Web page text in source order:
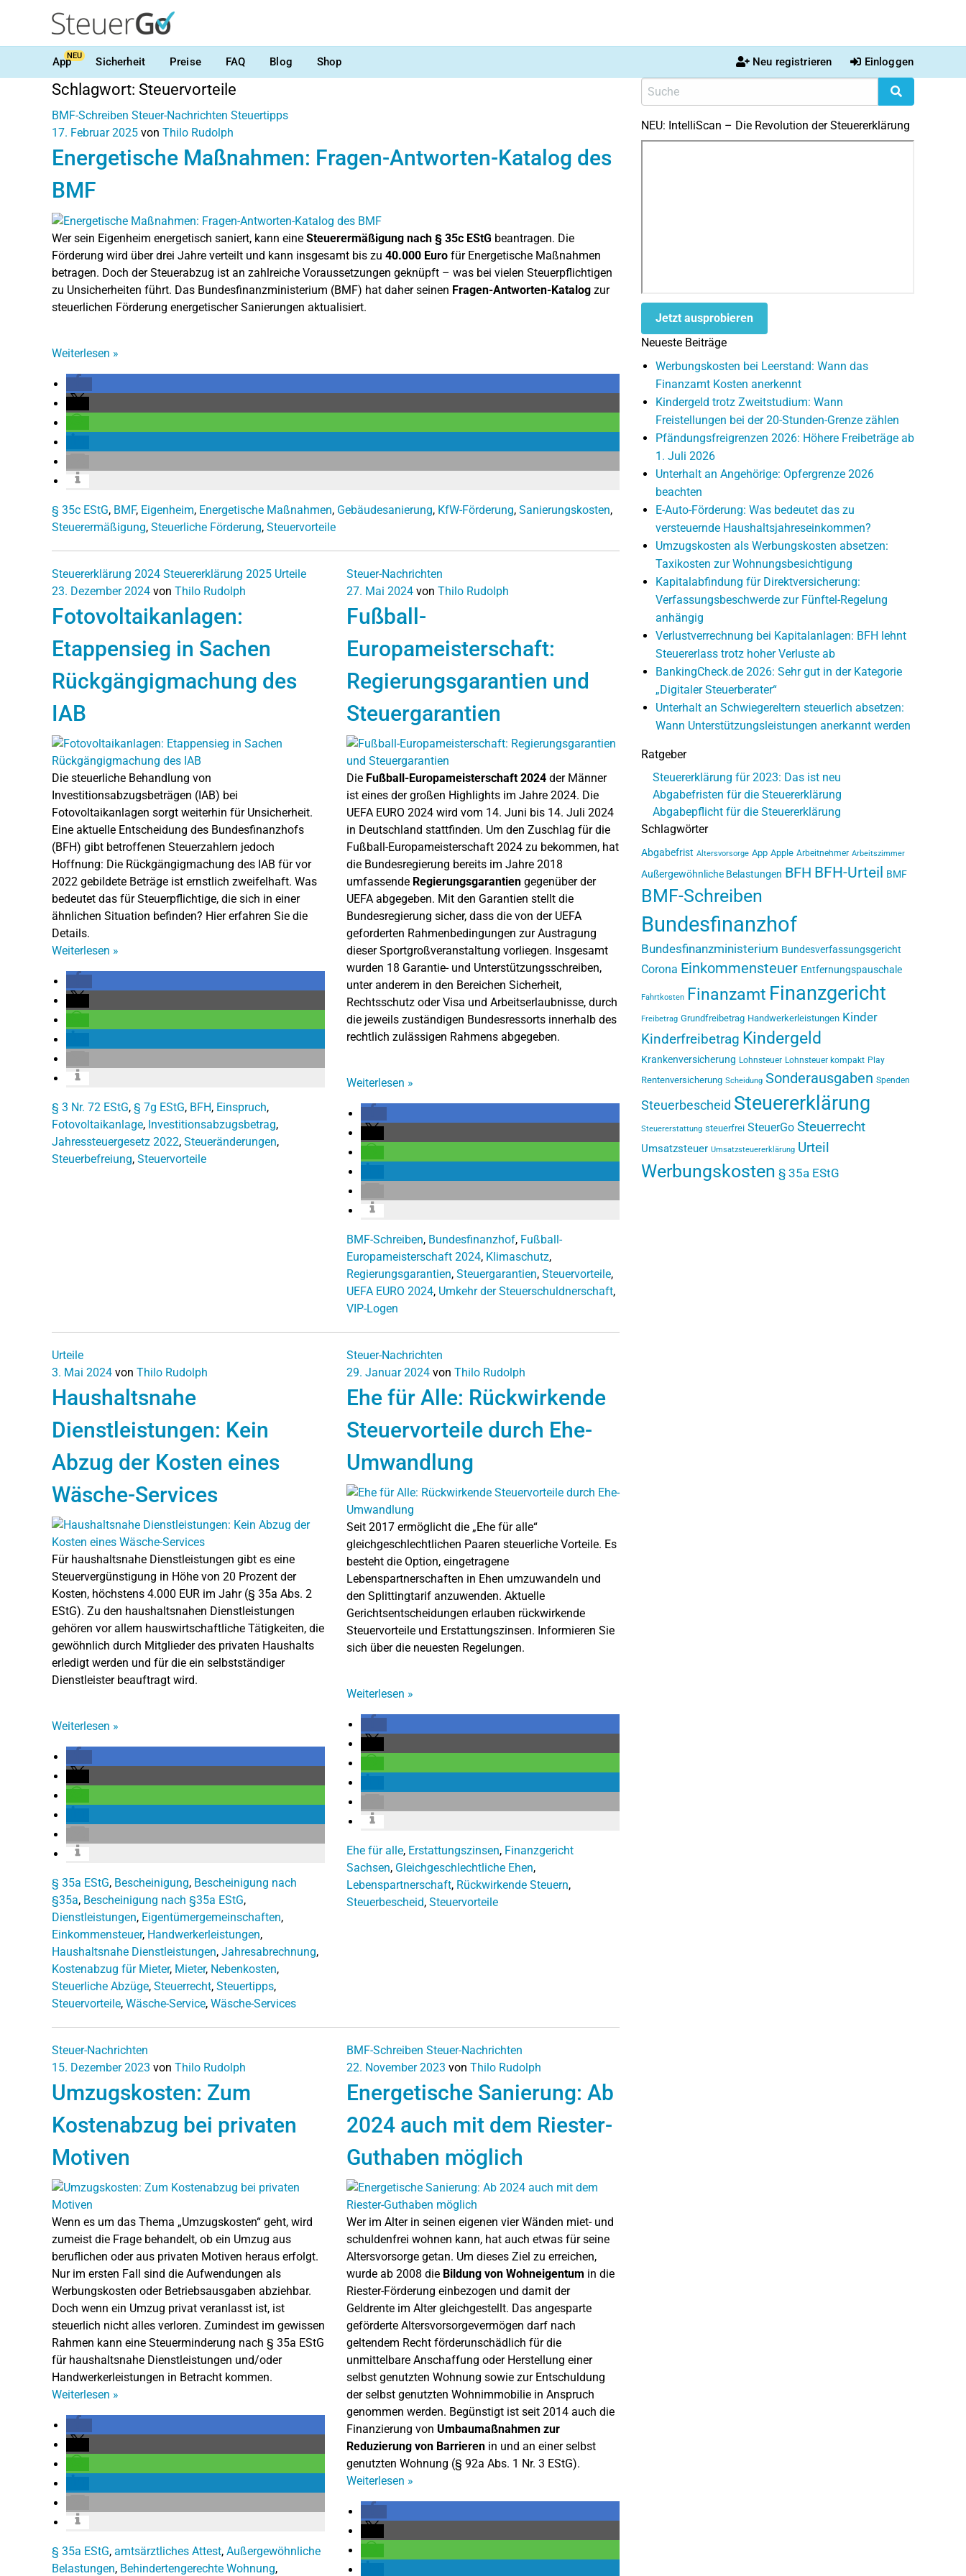
AppNEU Sicherheit Preise FAQ Blog Shop Neu registrieren Einloggen
Schlagwort: Steuervorteile
BMF-Schreiben Steuer-Nachrichten Steuertipps
17. Februar 2025 von Thilo Rudolph
Energetische Maßnahmen: Fragen-Antworten-Katalog des
BMF
Wer sein Eigenheim energetisch saniert, kann eine Steuerermäßigung nach § 35c EStG beantragen. Die
Förderung wird über drei Jahre verteilt und kann insgesamt bis zu 40.000 Euro für Energetische Maßnahmen
betragen. Doch der Steuerabzug ist an zahlreiche Voraussetzungen geknüpft – was bei vielen Steuerpflichtigen
zu Unsicherheiten führt. Das Bundesfinanzministerium (BMF) hat daher seinen Fragen-Antworten-Katalog zur
steuerlichen Förderung energetischer Sanierungen aktualisiert.
Weiterlesen »
§ 35c EStG, BMF, Eigenheim, Energetische Maßnahmen, Gebäudesanierung, KfW-Förderung, Sanierungskosten,
Steuerermäßigung, Steuerliche Förderung, Steuervorteile
Steuererklärung 2024 Steuererklärung 2025 Urteile
23. Dezember 2024 von Thilo Rudolph
Fotovoltaikanlagen:
Etappensieg in Sachen
Rückgängigmachung des
IAB
Die steuerliche Behandlung von
Investitionsabzugsbeträgen (IAB) bei
Fotovoltaikanlagen sorgt weiterhin für Unsicherheit.
Eine aktuelle Entscheidung des Bundesfinanzhofs
(BFH) gibt betroffenen Steuerzahlern jedoch
Hoffnung: Die Rückgängigmachung des IAB für vor
2022 gebildete Beträge ist ernstlich zweifelhaft. Was
bedeutet das für Steuerpflichtige, die sich in einer
ähnlichen Situation befinden? Hier erfahren Sie die
Details.
Weiterlesen »
§ 3 Nr. 72 EStG, § 7g EStG, BFH, Einspruch,
Fotovoltaikanlage, Investitionsabzugsbetrag,
Jahressteuergesetz 2022, Steueränderungen,
Steuerbefreiung, Steuervorteile
Steuer-Nachrichten
27. Mai 2024 von Thilo Rudolph
Fußball-
Europameisterschaft:
Regierungsgarantien und
Steuergarantien
Die Fußball-Europameisterschaft 2024 der Männer
ist eines der großen Highlights im Jahre 2024. Die
UEFA EURO 2024 wird vom 14. Juni bis 14. Juli 2024
in Deutschland stattfinden. Um den Zuschlag für die
Fußball-Europameisterschaft 2024 zu bekommen, hat
die Bundesregierung bereits im Jahre 2018
umfassende Regierungsgarantien gegenüber der
UEFA abgegeben. Mit den Garantien stellt die
Bundesregierung sicher, dass die von der UEFA
geforderten Rahmenbedingungen zur Austragung
dieser Sportgroßveranstaltung vorliegen. Insgesamt
wurden 18 Garantie- und Unterstützungsschreiben,
unter anderem in den Bereichen Sicherheit,
Rechtsschutz oder Visa und Arbeitserlaubnisse, durch
die jeweils zuständigen Bundesressorts innerhalb des
rechtlich zulässigen Rahmens abgegeben.
Weiterlesen »
BMF-Schreiben, Bundesfinanzhof, Fußball-
Europameisterschaft 2024, Klimaschutz,
Regierungsgarantien, Steuergarantien, Steuervorteile,
UEFA EURO 2024, Umkehr der Steuerschuldnerschaft,
VIP-Logen
Urteile
3. Mai 2024 von Thilo Rudolph
Haushaltsnahe
Dienstleistungen: Kein
Abzug der Kosten eines
Wäsche-Services
Für haushaltsnahe Dienstleistungen gibt es eine
Steuervergünstigung in Höhe von 20 Prozent der
Kosten, höchstens 4.000 EUR im Jahr (§ 35a Abs. 2
EStG). Zu den haushaltsnahen Dienstleistungen
gehören vor allem hauswirtschaftliche Tätigkeiten, die
gewöhnlich durch Mitglieder des privaten Haushalts
erledigt werden und für die ein selbstständiger
Dienstleister beauftragt wird.
Weiterlesen »
§ 35a EStG, Bescheinigung, Bescheinigung nach
§35a, Bescheinigung nach §35a EStG,
Dienstleistungen, Eigentümergemeinschaften,
Einkommensteuer, Handwerkerleistungen,
Haushaltsnahe Dienstleistungen, Jahresabrechnung,
Kostenabzug für Mieter, Mieter, Nebenkosten,
Steuerliche Abzüge, Steuerrecht, Steuertipps,
Steuervorteile, Wäsche-Service, Wäsche-Services
Steuer-Nachrichten
29. Januar 2024 von Thilo Rudolph
Ehe für Alle: Rückwirkende
Steuervorteile durch Ehe-
Umwandlung
Seit 2017 ermöglicht die „Ehe für alle“
gleichgeschlechtlichen Paaren steuerliche Vorteile. Es
besteht die Option, eingetragene
Lebenspartnerschaften in Ehen umzuwandeln und
den Splittingtarif anzuwenden. Aktuelle
Gerichtsentscheidungen erlauben rückwirkende
Steuervorteile und Erstattungszinsen. Informieren Sie
sich über die neuesten Regelungen.
Weiterlesen »
Ehe für alle, Erstattungszinsen, Finanzgericht
Sachsen, Gleichgeschlechtliche Ehen,
Lebenspartnerschaft, Rückwirkende Steuern,
Steuerbescheid, Steuervorteile
Steuer-Nachrichten
15. Dezember 2023 von Thilo Rudolph
Umzugskosten: Zum
Kostenabzug bei privaten
Motiven
Wenn es um das Thema „Umzugskosten“ geht, wird
zumeist die Frage behandelt, ob ein Umzug aus
beruflichen oder aus privaten Motiven heraus erfolgt.
Nur im ersten Fall sind die Aufwendungen als
Werbungskosten oder Betriebsausgaben abziehbar.
Doch wenn ein Umzug privat veranlasst ist, ist
steuerlich nicht alles verloren. Zumindest im gewissen
Rahmen kann eine Steuerminderung nach § 35a EStG
für haushaltsnahe Dienstleistungen und/oder
Handwerkerleistungen in Betracht kommen.
Weiterlesen »
§ 35a EStG, amtsärztliches Attest, Außergewöhnliche
Belastungen, Behindertengerechte Wohnung,
BMF-Schreiben Steuer-Nachrichten
22. November 2023 von Thilo Rudolph
Energetische Sanierung: Ab
2024 auch mit dem Riester-
Guthaben möglich
Wer im Alter in seinen eigenen vier Wänden miet- und
schuldenfrei wohnen kann, hat auch etwas für seine
Altersvorsorge getan. Um dieses Ziel zu erreichen,
wurde ab 2008 die Bildung von Wohneigentum in die
Riester-Förderung einbezogen und damit der
Geldrente im Alter gleichgestellt. Das angesparte
geförderte Altersvorsorgevermögen darf nach
geltendem Recht förderunschädlich für die
unmittelbare Anschaffung oder Herstellung einer
selbst genutzten Wohnung sowie zur Entschuldung
der selbst genutzten Wohnimmobilie in Anspruch
genommen werden. Begünstigt ist seit 2014 auch die
Finanzierung von Umbaumaßnahmen zur
Reduzierung von Barrieren in und an einer selbst
genutzten Wohnung (§ 92a Abs. 1 Nr. 3 EStG).
Weiterlesen »
NEU: IntelliScan – Die Revolution der Steuererklärung
Jetzt ausprobieren
Neueste Beiträge
Werbungskosten bei Leerstand: Wann das
Finanzamt Kosten anerkennt
Kindergeld trotz Zweitstudium: Wann
Freistellungen bei der 20-Stunden-Grenze zählen
Pfändungsfreigrenzen 2026: Höhere Freibeträge ab
1. Juli 2026
Unterhalt an Angehörige: Opfergrenze 2026
beachten
E-Auto-Förderung: Was bedeutet das zu
versteuernde Haushaltsjahreseinkommen?
Umzugskosten als Werbungskosten absetzen:
Taxikosten zur Wohnungsbesichtigung
Kapitalabfindung für Direktversicherung:
Verfassungsbeschwerde zur Fünftel-Regelung
anhängig
Verlustverrechnung bei Kapitalanlagen: BFH lehnt
Steuererlass trotz hoher Verluste ab
BankingCheck.de 2026: Sehr gut in der Kategorie
„Digitaler Steuerberater“
Unterhalt an Schwiegereltern steuerlich absetzen:
Wann Unterstützungsleistungen anerkannt werden
Ratgeber
Steuererklärung für 2023: Das ist neu
Abgabefristen für die Steuererklärung
Abgabepflicht für die Steuererklärung
Schlagwörter
Abgabefrist Altersvorsorge App Apple Arbeitnehmer Arbeitszimmer
Außergewöhnliche Belastungen BFH BFH-Urteil BMF
BMF-Schreiben
Bundesfinanzhof
Bundesfinanzministerium Bundesverfassungsgericht
Corona Einkommensteuer Entfernungspauschale
Fahrtkosten Finanzamt Finanzgericht
Freibetrag Grundfreibetrag Handwerkerleistungen Kinder
Kinderfreibetrag Kindergeld
Krankenversicherung Lohnsteuer Lohnsteuer kompakt Play
Rentenversicherung Scheidung Sonderausgaben Spenden
Steuerbescheid Steuererklärung
Steuererstattung steuerfrei SteuerGo Steuerrecht
Umsatzsteuer Umsatzsteuererklärung Urteil
Werbungskosten § 35a EStG